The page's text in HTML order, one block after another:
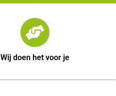
Wij doen het voor je